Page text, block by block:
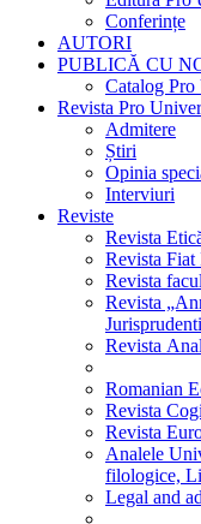
Conferințe
AUTORI
PUBLICĂ CU
Catalog Pro
Revista Pro
Admitere
Știri
Opinia
Interviuri
Reviste
Revista
Revista Fiat
Revista
Revista
Revista
Romanian
Revista
Revista
Analele
filologice,
Legal and